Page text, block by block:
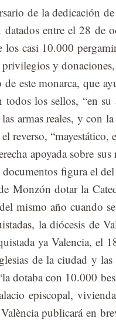
de la de­di­ca­ción
da­ta­dos en­tre el 28
los casi 10.000
y
este mo­nar­ca, que
to­dos los se­llos, “en
ar­mas reales, y con
re­ver­so,
apo­ya­da so­bre
fi­gu­ra el
Mon­zón do­tar la
mis­mo año cuan­do
la dió­ce­sis de
ya Va­len­cia, el
de la ciu­dad y
do­ta­ba con 10.000
epis­co­pal,
pu­bli­ca­rá en